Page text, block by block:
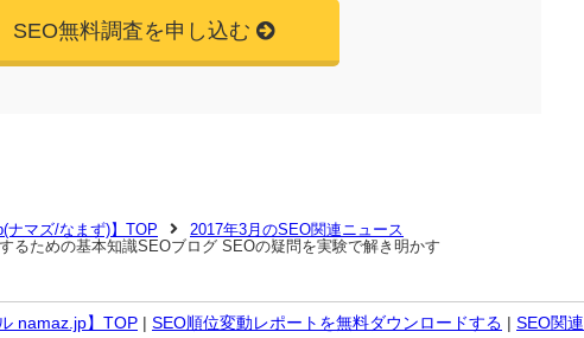
SEO無料調査を申し込む
ナマズ/なまず)】TOP
2017年3月のSEO関連ニュース
るための基本知識SEOブログ SEOの疑問を実験で解き明かす
namaz.jp】TOP | SEO順位変動レポートを無料ダウンロードする | SEO関